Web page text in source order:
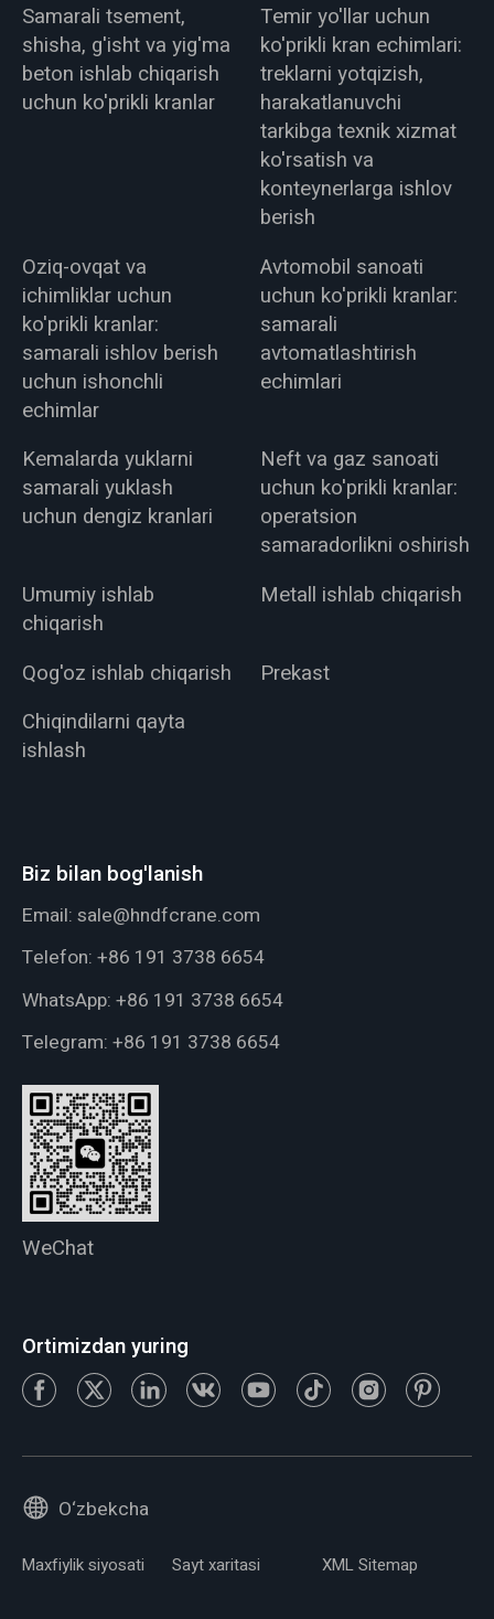
Samarali tsement,
shisha, g'isht va yig'ma
beton ishlab chiqarish
uchun ko'prikli kranlar
Temir yo'llar uchun
ko'prikli kran echimlari:
treklarni yotqizish,
harakatlanuvchi
tarkibga texnik xizmat
ko'rsatish va
konteynerlarga ishlov
berish
Oziq-ovqat va
ichimliklar uchun
ko'prikli kranlar:
samarali ishlov berish
uchun ishonchli
echimlar
Avtomobil sanoati
uchun ko'prikli kranlar:
samarali
avtomatlashtirish
echimlari
Kemalarda yuklarni
samarali yuklash
uchun dengiz kranlari
Neft va gaz sanoati
uchun ko'prikli kranlar:
operatsion
samaradorlikni oshirish
Umumiy ishlab
chiqarish
Metall ishlab chiqarish
Qog'oz ishlab chiqarish
Prekast
Chiqindilarni qayta
ishlash
Biz bilan bog'lanish
Email: sale@hndfcrane.com
Telefon: +86 191 3738 6654
WhatsApp: +86 191 3738 6654
Telegram: +86 191 3738 6654
WeChat
Ortimizdan yuring
O‘zbekcha
Maxfiylik siyosati Sayt xaritasi XML Sitemap